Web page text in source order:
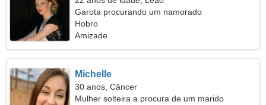
Garota procurando um namorado
Hobro
Amizade
Michelle
30 anos, Câncer
Mulher solteira a procura de um marido